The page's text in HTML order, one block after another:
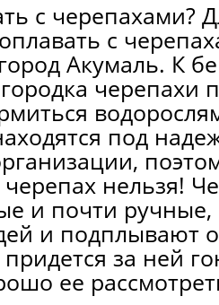
с черепахами?
с
Акумаль. К
черепахи
под
нельзя!
и почти ручные,
и подплывают
за ней
ее